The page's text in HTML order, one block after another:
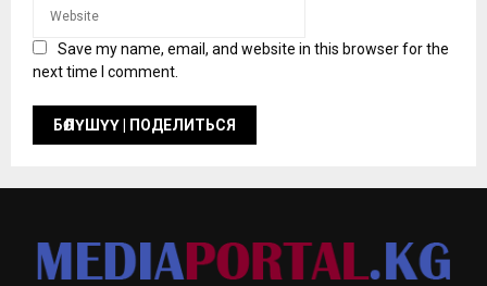
Save my name, email, and website in this browser for the
next time I comment.